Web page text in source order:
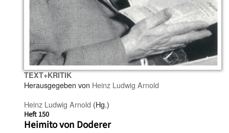
TEXT+KRITIK
Herausgegeben von Heinz Ludwig Arnold
Heinz Ludwig Arnold (Hg.)
Heft 150
Heimito von Doderer